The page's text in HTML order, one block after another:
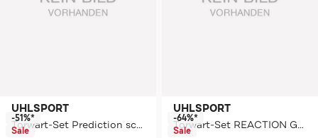
UHLSPORT
Torwart-Set Prediction schwarz
-51%*
Sale
UHLSPORT
Torwart-Set REACTION GOALKEEPER
-64%*
Sale